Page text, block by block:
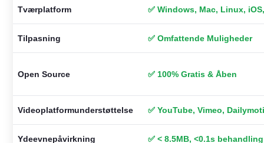
Tværplatform ✅ Windows, Mac, Linux,
Tilpasning ✅ Omfattende Muligheder
Open Source ✅ 100% Gratis & Åben
Videoplatformunderstøttelse ✅ YouTube, Vimeo,
Ydeevnepåvirkning ✅ < 8.5MB, <0.1s behandling